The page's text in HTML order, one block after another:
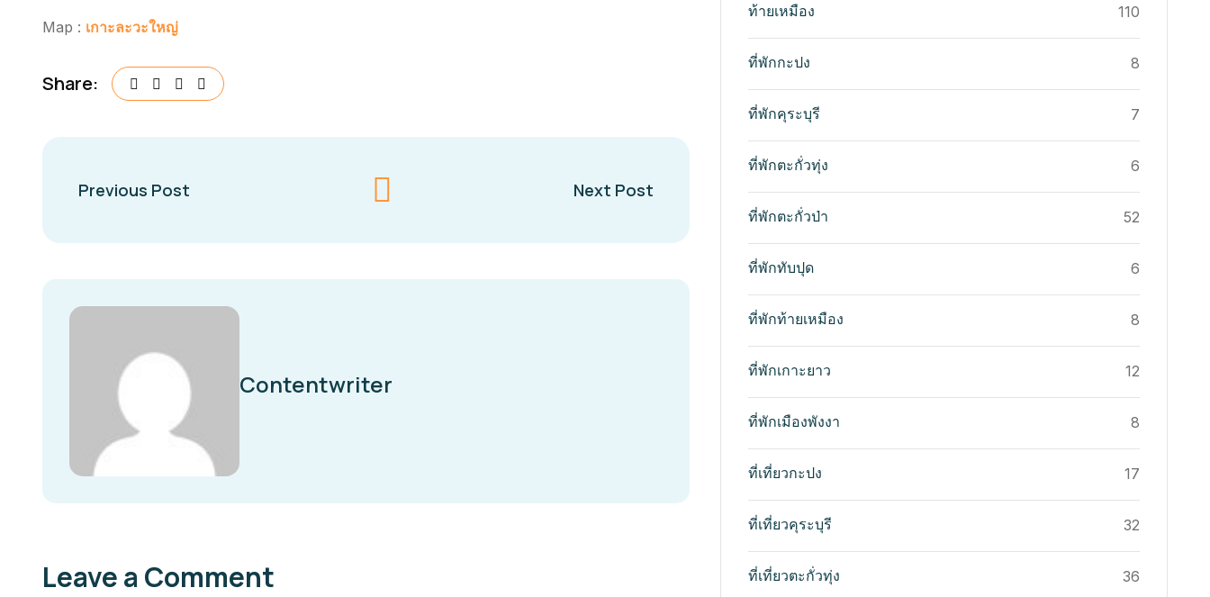
Map : เกาะละวะใหญ่
Share:
Previous Post Next Post
Contentwriter
Leave a Comment
ท้ายเหมือง 110
ที่พักกะปง 8
ที่พักคุระบุรี 7
ที่พักตะกั่วทุ่ง 6
ที่พักตะกั่วป่า 52
ที่พักทับปุด 6
ที่พักท้ายเหมือง 8
ที่พักเกาะยาว 12
ที่พักเมืองพังงา 8
ที่เที่ยวกะปง 17
ที่เที่ยวคุระบุรี 32
ที่เที่ยวตะกั่วทุ่ง 36